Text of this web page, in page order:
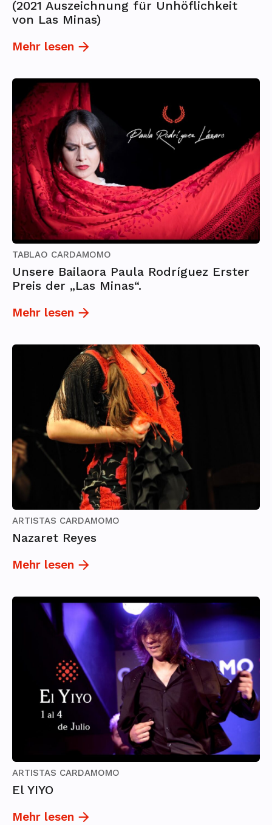
(2021 Auszeichnung für Unhöflichkeit
von Las Minas)
Mehr lesen
TABLAO CARDAMOMO
Unsere Bailaora Paula Rodríguez Erster
Preis der „Las Minas“.
Mehr lesen
ARTISTAS CARDAMOMO
Nazaret Reyes
Mehr lesen
ARTISTAS CARDAMOMO
El YIYO
Mehr lesen